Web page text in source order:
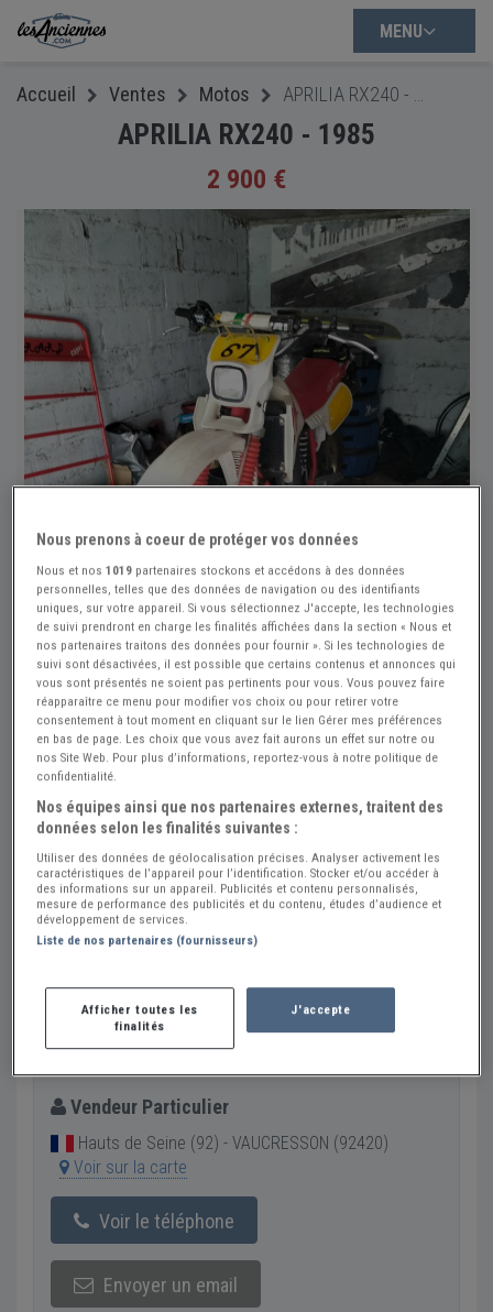
MENU
Accueil Ventes Motos
APRILIA RX240 - 1985
2 900 €
+5
Réf : A876330 Actualisée le : 02/07/2026
Créer une alerte APRILIA RX240
2 900 €
Vendeur Particulier
Hauts de Seine (92) - VAUCRESSON (92420)
Voir sur la carte
Voir le téléphone
Envoyer un email
Nous prenons à coeur de protéger vos données
Nous et nos1019 partenaires stockons et accédons à des données
personnelles, telles que des données de navigation ou des identifiants
uniques, sur votre appareil. Si vous sélectionnez J'accepte, les technologies
de suivi prendront en charge les finalités affichées dans la section « Nous et
nos partenaires traitons des données pour fournir ». Si les technologies de
suivi sont désactivées, il est possible que certains contenus et annonces qui
vous sont présentés ne soient pas pertinents pour vous. Vous pouvez faire
réapparaître ce menu pour modifier vos choix ou pour retirer votre
consentement à tout moment en cliquant sur le lien Gérer mes préférences
en bas de page. Les choix que vous avez fait aurons un effet sur notre ou
nos Site Web. Pour plus d’informations, reportez-vous à notre politique de
confidentialité.
Nos équipes ainsi que nos partenaires externes, traitent des
données selon les finalités suivantes :
Utiliser des données de géolocalisation précises. Analyser activement les
caractéristiques de l’appareil pour l’identification. Stocker et/ou accéder à
des informations sur un appareil. Publicités et contenu personnalisés,
mesure de performance des publicités et du contenu, études d’audience et
développement de services.
Liste de nos partenaires (fournisseurs)
Afficher toutes les
finalités
J'accepte